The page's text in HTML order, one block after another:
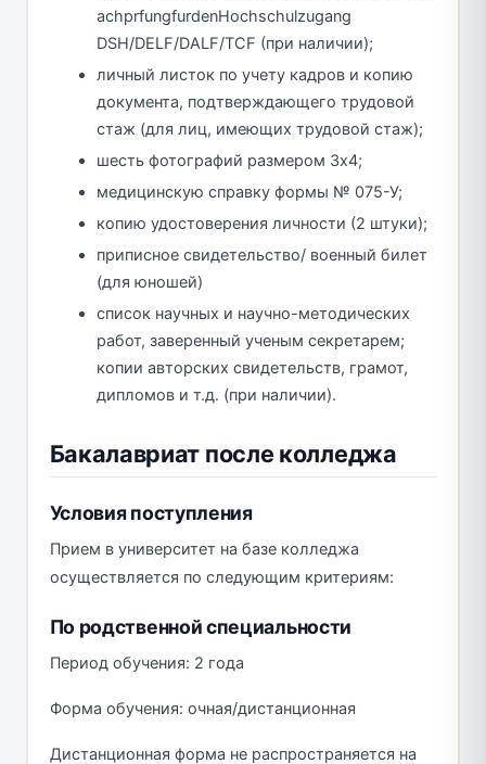
achprfungfurdenHochschulzugang
DSH/DELF/DALF/TCF (при наличии);
личный листок по учету кадров и копию
документа, подтверждающего трудовой
стаж (для лиц, имеющих трудовой стаж);
шесть фотографий размером 3х4;
медицинскую справку формы № 075-У;
копию удостоверения личности (2 штуки);
приписное свидетельство/ военный билет
(для юношей)
список научных и научно-методических
работ, заверенный ученым секретарем;
копии авторских свидетельств, грамот,
дипломов и т.д. (при наличии).
Бакалавриат после колледжа
Условия поступления
Прием в университет на базе колледжа
осуществляется по следующим критериям:
По родственной специальности
Период обучения: 2 года
Форма обучения: очная/дистанционная
Дистанционная форма не распространяется на